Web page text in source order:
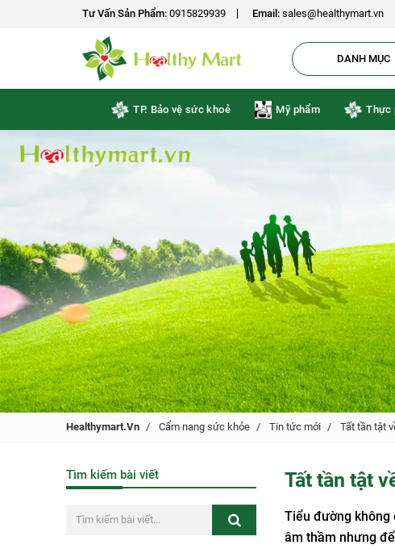
Tư Vấn Sản Phẩm: 0915829939 Email: sales@healthymart.vn
DANH MỤC
TP. Bảo vệ sức khoẻ Mỹ phẩm Thực
Healthymart.vn Cẩm nang sức khỏe Tin tức mới Tất tần tật
Tìm kiếm bài viết Tất tần tật
Tiểu đường không
âm thầm nhưng